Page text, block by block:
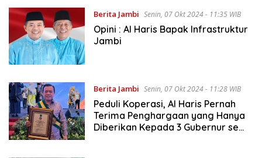
Berita Jambi Senin, 07 Okt 2024 - 11:35 WIB
Opini : Al Haris Bapak Infrastruktur
Jambi
Berita Jambi Senin, 07 Okt 2024 - 11:28 WIB
Peduli Koperasi, Al Haris Pernah
Terima Penghargaan yang Hanya
Diberikan Kepada 3 Gubernur se